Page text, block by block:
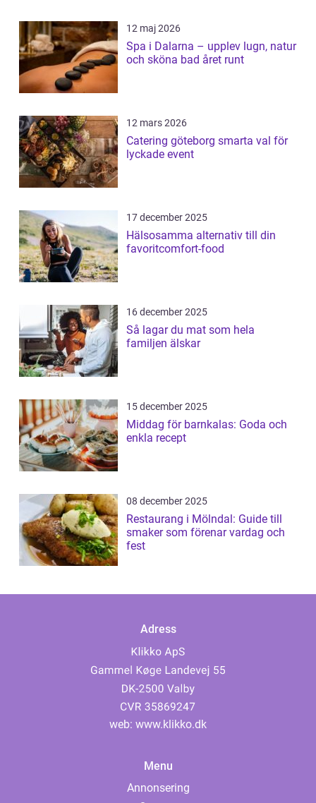
12 maj 2026
Spa i Dalarna – upplev lugn, natur
och sköna bad året runt
12 mars 2026
Catering göteborg smarta val för
lyckade event
17 december 2025
Hälsosamma alternativ till din
favoritcomfort-food
16 december 2025
Så lagar du mat som hela
familjen älskar
15 december 2025
Middag för barnkalas: Goda och
enkla recept
08 december 2025
Restaurang i Mölndal: Guide till
smaker som förenar vardag och
fest
Adress
web: www.klikko.dk
Menu
Annonsering